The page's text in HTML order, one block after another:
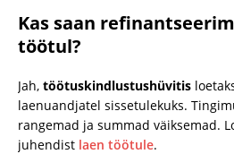
Kas saan
töötul?
Jah, töötuskindlustushüvitis
laenuandjatel sissetulekuks.
rangemad ja summad väiksemad.
juhendist laen töötule.